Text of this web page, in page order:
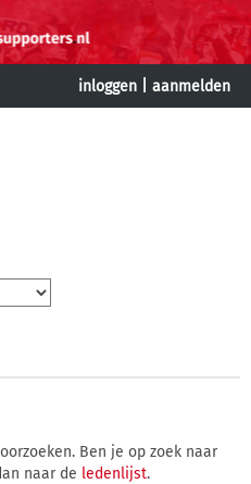
inloggen aanmelden
Ben je op zoek naar
naar de ledenlijst.